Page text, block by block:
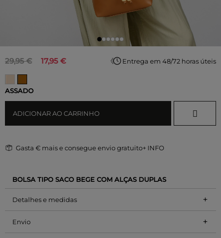
17,95 €
29,95 €
ASSADO
ADICIONAR AO CARRINHO
Entrega em 48/72 horas úteis
Gasta € mais e consegue envio gratuito+ INFO
BOLSA TIPO SACO BEGE COM ALÇAS DUPLAS
Detalhes e medidas +
Envio +